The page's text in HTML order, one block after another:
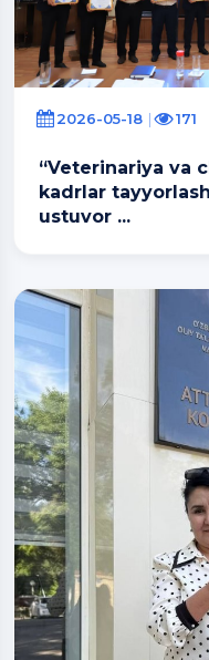
2026-05-18 171
“Veterinariya va
kadrlar
ustuvor ...